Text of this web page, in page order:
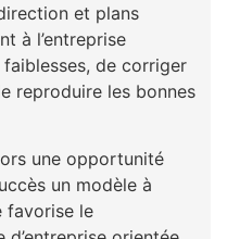
et plans
à l’entreprise
de corriger
reproduire les bonnes
une opportunité
un modèle à
favorise le